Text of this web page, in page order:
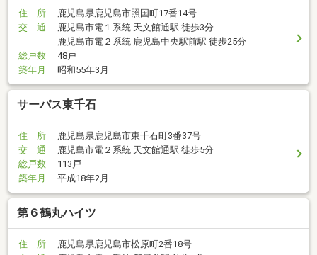
住 所
鹿児島県鹿児島市照国町17番14号
交 通
鹿児島市電１系統 天文館通駅 徒歩3分
鹿児島市電２系統 鹿児島中央駅前駅 徒歩25分
総戸数
48戸
築年月
昭和55年3月
サーパス東千石
住 所
鹿児島県鹿児島市東千石町3番37号
交 通
鹿児島市電２系統 天文館通駅 徒歩5分
総戸数
113戸
築年月
平成18年2月
第６鶴丸ハイツ
住 所
鹿児島県鹿児島市松原町2番18号